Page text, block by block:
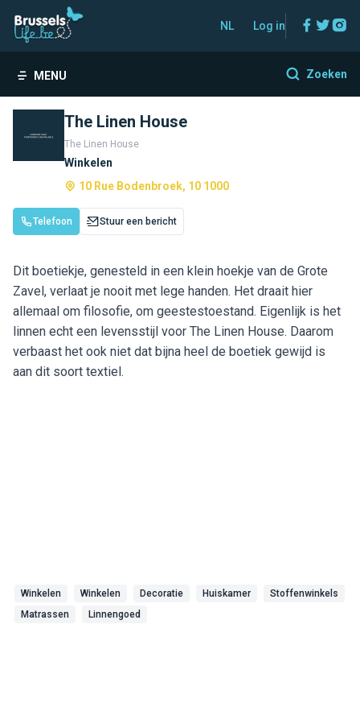
NL Log in
MENU Zoeken
The Linen House
The Linen House
Winkelen
10 Rue Bodenbroek, 10 1000
Telefoon Stuur een bericht
Dit boetiekje, genesteld in een klein hoekje van de Grote
Zavel, verlaat je nooit met lege handen. Het draait hier
allemaal om filosofie, om geestestoestand. Eigenlijk is het
linnen echt een levensstijl voor The Linen House. Daarom
verbaast het ook niet dat bijna heel de boetiek gewijd is
aan dit soort textiel.
Winkelen Winkelen Decoratie Huiskamer
Stoffenwinkels
Matrassen
Linnengoed